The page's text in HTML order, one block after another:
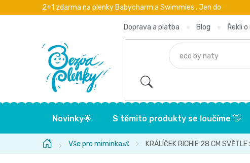
na
2+1 zdarma na plenky Babycharm a Swimmies . Jen do
Doprava a platba Blog Řekli o
Novinky🌟 S těmito produkty se loučíme 👋
DomůVše pro miminka👶 KRÁLÍČEK RICHIE 28 CM SVĚTLE